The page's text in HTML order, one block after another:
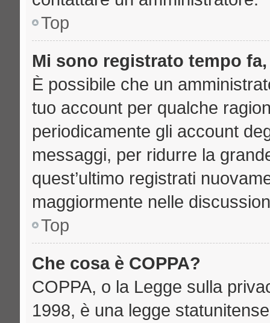
Top
Mi sono registrato tempo
È possibile che un
tuo account per qualche
periodicamente gli account
messaggi, per ridurre la
quest’ultimo registrati
maggiormente nelle
Top
Che cosa è COPPA?
COPPA, o la Legge sulla
1998, è una legge